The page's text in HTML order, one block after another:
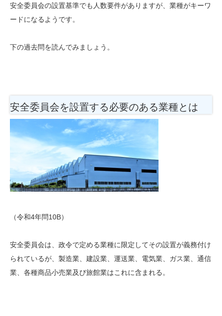
安全委員会の設置基準でも人数要件がありますが、業種がキーワ
ードになるようです。
下の過去問を読んでみましょう。
安全委員会を設置する必要のある業種とは
（令和4年問10B）
安全委員会は、政令で定める業種に限定してその設置が義務付け
られているが、製造業、建設業、運送業、電気業、ガス業、通信
業、各種商品小売業及び旅館業はこれに含まれる。